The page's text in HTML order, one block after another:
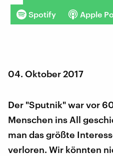
Spotify Apple
04. Oktober 2017
Der "Sputnik" war vor
Menschen ins All
man das größte
verloren. Wir könnten